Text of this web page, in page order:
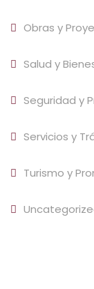
Obras y
Salud y
Seguridad y
Servicios y
Turismo y